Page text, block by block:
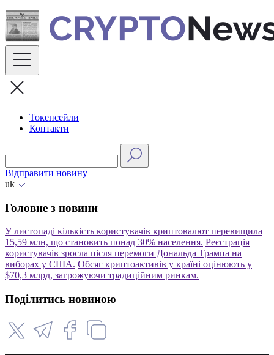
Skip
to
content
Токенсейли
Контакти
Відправити новину
uk
Головне з новини
У листопаді кількість користувачів криптовалют перевищила
15,59 млн, що становить понад 30% населення. Реєстрація
користувачів зросла після перемоги Дональда Трампа на
виборах у США. Обсяг криптоактивів у країні оцінюють у
$70,3 млрд, загрожуючи традиційним ринкам.
Поділитись новиною